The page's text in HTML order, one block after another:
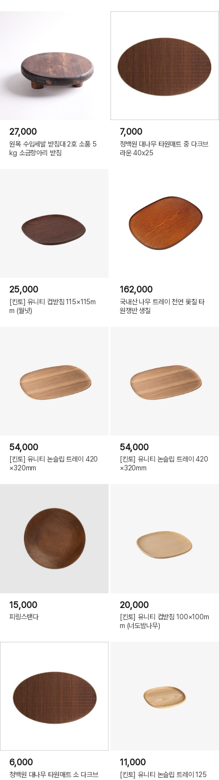
27,000
원목 수입세발 받침대 2호 소품 5
kg 소금항아리 받침
7,000
청백원 대나무 타원매트 중 다크브
라운 40x25
25,000
[킨토] 유니티 컵받침 115×115m
m (월넛)
162,000
국내산 나무 트레이 천연 옻칠 타
원쟁반 생칠
54,000
[킨토] 유니티 논슬립 트레이 420
×320mm
54,000
[킨토] 유니티 논슬립 트레이 420
×320mm
15,000
피링스탠다
20,000
[킨토] 유니티 컵받침 100×100m
m (너도밤나무)
6,000
청백원 대나무 타원매트 소 다크브
11,000
[킨토] 유니티 논슬립 트레이 125